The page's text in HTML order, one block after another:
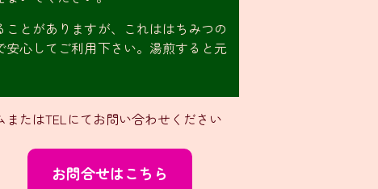
とがありますが、これははちみつの
心してご利用下さい。湯煎すると元
たはTELにてお問い合わせください
お問合せはこちら